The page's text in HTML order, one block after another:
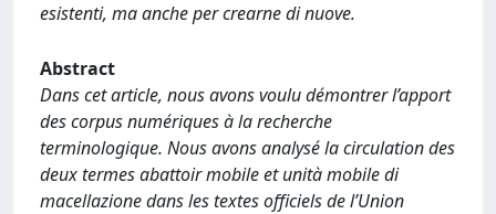
esistenti, ma anche per crearne di nuove.
Abstract
Dans cet article, nous avons voulu démontrer l’apport
des corpus numériques à la recherche
terminologique. Nous avons analysé la circulation des
deux termes abattoir mobile et unità mobile di
macellazione dans les textes officiels de l’Union